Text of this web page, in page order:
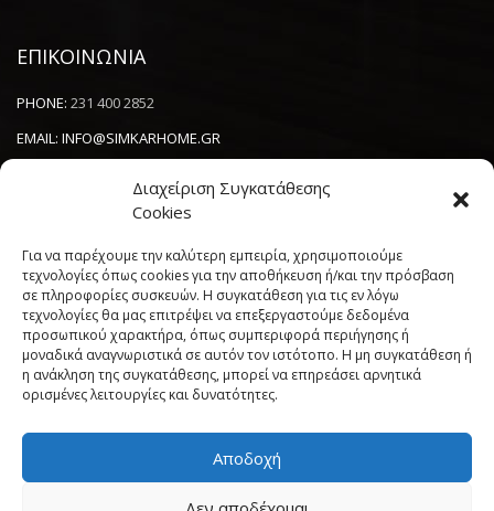
Διαχείριση Συγκατάθεσης
Cookies
Για να παρέχουμε την καλύτερη εμπειρία, χρησιμοποιούμε
τεχνολογίες όπως cookies για την αποθήκευση ή/και την πρόσβαση
σε πληροφορίες συσκευών. Η συγκατάθεση για τις εν λόγω
τεχνολογίες θα μας επιτρέψει να επεξεργαστούμε δεδομένα
προσωπικού χαρακτήρα, όπως συμπεριφορά περιήγησης ή
μοναδικά αναγνωριστικά σε αυτόν τον ιστότοπο. Η μη συγκατάθεση ή
η ανάκληση της συγκατάθεσης, μπορεί να επηρεάσει αρνητικά
ορισμένες λειτουργίες και δυνατότητες.
Αποδοχή
ΕΠΙΚΟΙΝΩΝΙΑ
PHONE: 231 400 2852
EMAIL: INFO@SIMKARHOME.GR
NEWSLETTER
----------------------
Πολιτική Cookies (ΕΕ)
Όροι και Προϋποθέσεις